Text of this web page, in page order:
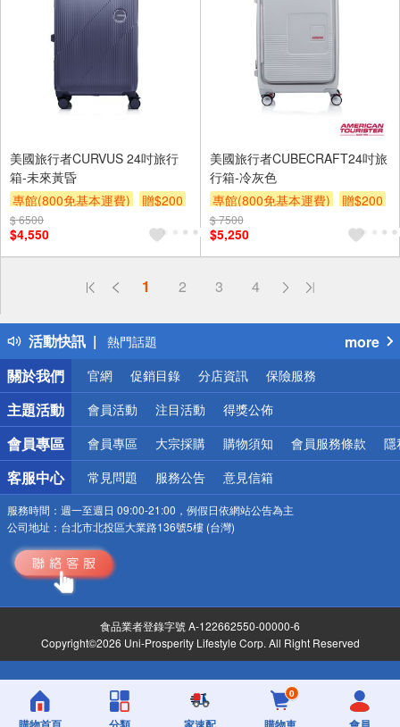
美國旅行者CURVUS 24吋旅行
箱-未來黃昏
專館(800免基本運費)
贈$200
$ 6500
$4,550
美國旅行者CUBECRAFT24吋旅
行箱-冷灰色
專館(800免基本運費)
贈$200
$ 7500
$5,250
1 2 3 4
活動快訊
偏遠地區配送
得獎公告
熱門話題
銀行優惠
偏遠地區配送
詐騙網頁！請小心！
more
關於我們
官網 促銷目錄 分店資訊 保險服務
主題活動 會員活動 注目活動 得獎公佈
會員專區 會員專區 大宗採購 購物須知 會員服務條款 隱
客服中心 常見問題 服務公告 意見信箱
服務時間： 週一至週日 09:00-21:00，例假日依網站公告為主
公司地址： 台北市北投區大業路136號5樓 (台灣)
食品業者登錄字號 A-122662550-00000-6
Copyright©2026 Uni-Prosperity Lifestyle Corp. All Right Reserved
0